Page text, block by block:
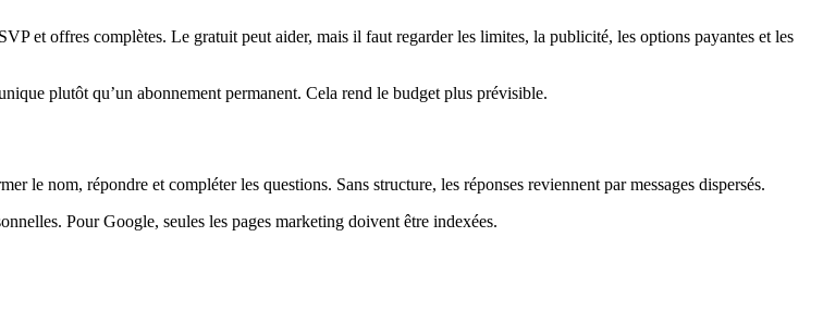
et offres complètes. Le gratuit peut aider, mais il faut regarder les limites, la publicité, les options payantes et les
plutôt qu’un abonnement permanent. Cela rend le budget plus prévisible.
le nom, répondre et compléter les questions. Sans structure, les réponses reviennent par messages dispersés.
Pour Google, seules les pages marketing doivent être indexées.